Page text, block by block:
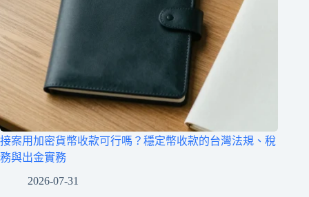
接案用加密貨幣收款可行嗎？穩定幣收款的台灣法規、稅
務與出金實務
2026-07-31